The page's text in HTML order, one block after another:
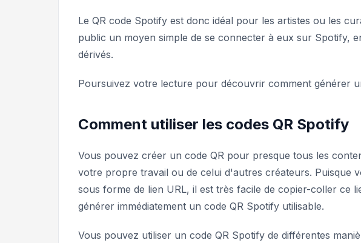
Le QR code Spotify est donc idéal pour les artistes ou les
public un moyen simple de se connecter à eux sur Spotify,
dérivés.
Poursuivez votre lecture pour découvrir comment générer
Comment utiliser les codes QR Spotify
Vous pouvez créer un code QR pour presque tous les
votre propre travail ou de celui d'autres créateurs. Puisque
sous forme de lien URL, il est très facile de copier-coller ce
générer immédiatement un code QR Spotify utilisable.
Vous pouvez utiliser un code QR Spotify de différentes